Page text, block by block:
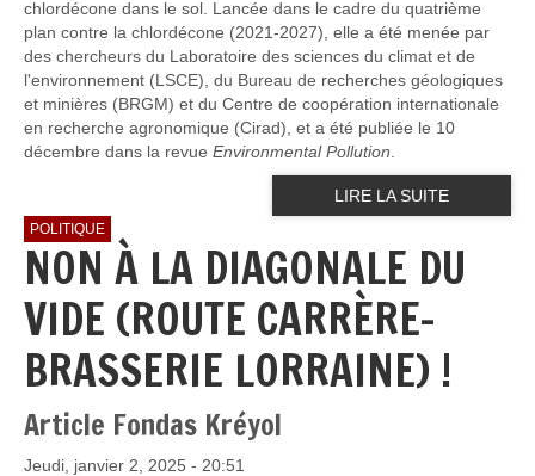
chlordécone dans le sol. Lancée dans le cadre du quatrième
plan contre la chlordécone (2021-2027), elle a été menée par
des chercheurs du Laboratoire des sciences du climat et de
l'environnement (LSCE), du Bureau de recherches géologiques
et minières (BRGM) et du Centre de coopération internationale
en recherche agronomique (Cirad), et a été publiée le 10
décembre dans la revue Environmental Pollution
LIRE LA SUITE
POLITIQUE
NON À LA DIAGONALE DU
VIDE (ROUTE CARRÈRE-
BRASSERIE LORRAINE) !
Article Fondas Kréyol
Jeudi, janvier 2, 2025 - 20:51